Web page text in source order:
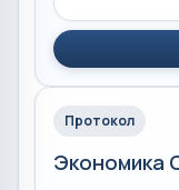
Протокол
Экономика